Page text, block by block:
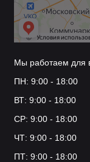
Мы работаем для
ПН: 9:00 - 18:00
ВТ: 9:00 - 18:00
СР: 9:00 - 18:00
ЧТ: 9:00 - 18:00
ПТ: 9:00 - 18:00